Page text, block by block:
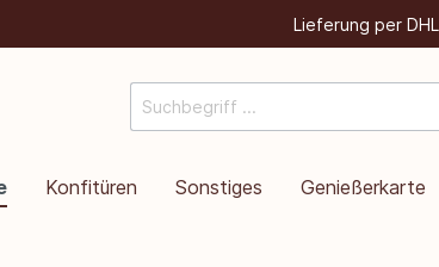
Lieferung per DHL
Konfitüren Sonstiges Genießerkarte